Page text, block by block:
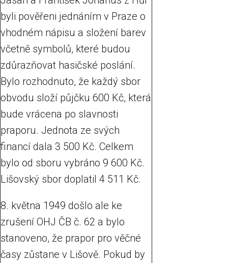
byli pověřeni jednáním v Praze o
vhodném nápisu a složení barev
včetně symbolů, které budou
zdůrazňovat hasičské poslání.
Bylo rozhodnuto, že každý sbor
obvodu složí půjčku 600 Kč, která
bude vrácena po slavnosti
praporu. Jednota ze svých
financí dala 3 500 Kč. Celkem
bylo od sboru vybráno 9 600 Kč.
Lišovský sbor doplatil 4 511 Kč.
8. května 1949 došlo ale ke
zrušení OHJ ČB č. 62 a bylo
stanoveno, že prapor pro věčné
časy zůstane v Lišově. Pokud by